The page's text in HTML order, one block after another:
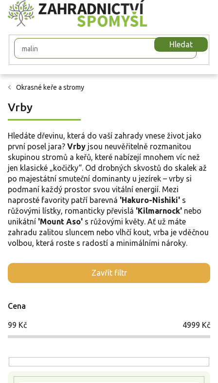
Přejít
na
obsah
Hledat
Okrasné keře a stromy
Vrby
Hledáte dřevinu, která do vaší zahrady vnese život jako
první posel jara? Vrby jsou neuvěřitelně rozmanitou
skupinou stromů a keřů, které nabízejí mnohem víc než
jen klasické „kočičky“. Od drobných skvostů do skalek až
po majestátní smuteční dominanty u jezírek – vrby si
podmaní každý prostor svou vitální energií. Mezi
naprosté favority patří barevná 'Hakuro-Nishiki' s
růžovými lístky, romanticky převislá 'Kilmarnock' nebo
unikátní 'Mount Aso' s růžovými květy. Ať už máte
zahradu zalitou sluncem nebo vlhčí kout, vrba je vděčnou
volbou, která roste s radostí a minimálními nároky.
Zavřít filtr
Cena
99 Kč 4999 Kč
V
ý
s
p
u